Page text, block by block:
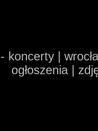
- koncerty |
ogłoszenia |